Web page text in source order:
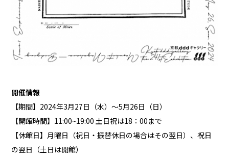
開催情報
【期間】2024年3月27日（水）～5月26日（日）
【開館時間】11:00~19:00 土日祝は18：00まで
【休館日】月曜日（祝日・振替休日の場合はその翌日）、祝日
の翌日（土日は開館）